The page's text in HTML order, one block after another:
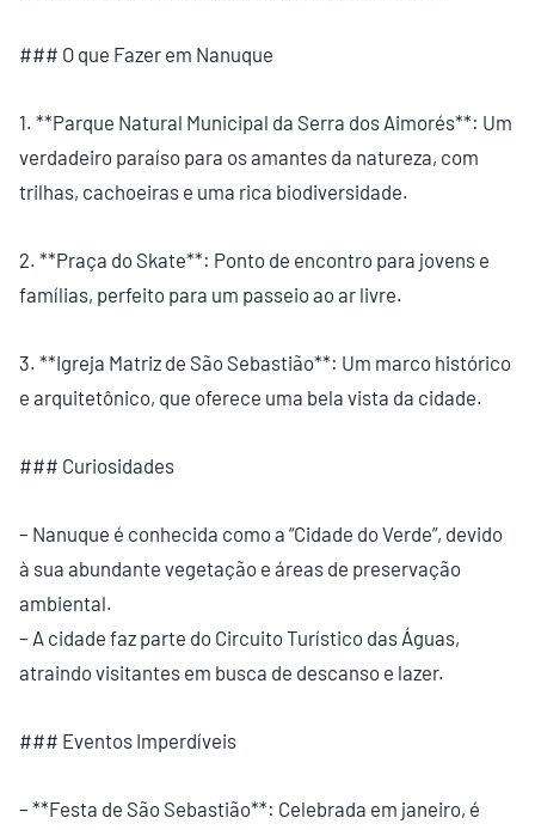
### O que Fazer em Nanuque
1. **Parque Natural Municipal da Serra dos Aimorés**: Um
verdadeiro paraíso para os amantes da natureza, com
trilhas, cachoeiras e uma rica biodiversidade.
2. **Praça do Skate**: Ponto de encontro para jovens e
famílias, perfeito para um passeio ao ar livre.
3. **Igreja Matriz de São Sebastião**: Um marco histórico
e arquitetônico, que oferece uma bela vista da cidade.
### Curiosidades
– Nanuque é conhecida como a “Cidade do Verde”, devido
à sua abundante vegetação e áreas de preservação
ambiental.
– A cidade faz parte do Circuito Turístico das Águas,
atraindo visitantes em busca de descanso e lazer.
### Eventos Imperdíveis
– **Festa de São Sebastião**: Celebrada em janeiro, é